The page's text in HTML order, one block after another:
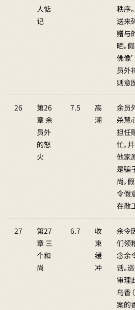
人惦
记
秩序
送来
赠与
晒。
佛像
员外
则意
26
第26
章 余
员外
的怒
火
7.5
高
潮
余员
杀慧
担任
忙，
他家
是骗
尚，
令假
在散
27
第27
章 三
个和
尚
6.7
收
束
缓
冲
余令
们领
念余
话。
审理
乌香
案的